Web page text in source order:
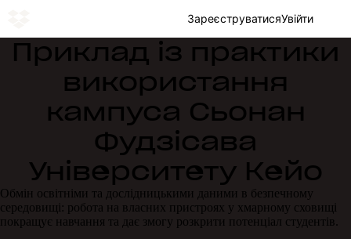
ЗареєструватисяУвійти
Приклад із практики
використання
кампуса Сьонан
Фудзісава
Університету Кейо
Обмін освітніми та дослідницькими даними в безпечному
середовищі: робота на власних пристроях у хмарному сховищі
покращує навчання та дає змогу розкрити потенціал студентів.